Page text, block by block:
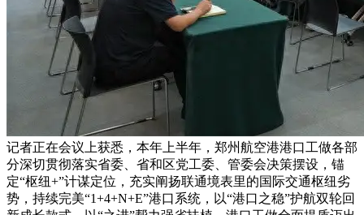
记者正在会议上获悉，本年上半年，郑州航空港港口工做各部
分深切贯彻落实省委、省和区党工委、管委会决策摆设，锚
定“枢纽+”计谋定位，充实阐扬联通境表里的国际交通枢纽劣
势，持续完美“1+4+N+E”港口系统，以“港口之稳”护航双轮回